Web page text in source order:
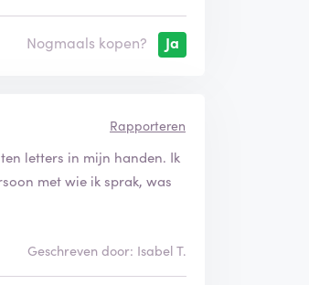
Nogmaals kopen? Ja
Rapporteren
letters in mijn handen. Ik
met wie ik sprak, was
Geschreven door: Isabel T.